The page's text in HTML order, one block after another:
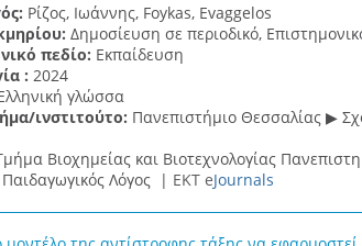
Ρίζος, Ιωάννης, Foykas, Evaggelos
Δημοσίευση σε περιοδικό,
πεδίο: Εκπαίδευση
: 2024
γλώσσα
ινστιτούτο: Πανεπιστήμιο Θεσσαλίας ▶
Βιοχημείας και Βιοτεχνολογίας
Παιδαγωγικός Λόγος | ΕΚΤ eJournals